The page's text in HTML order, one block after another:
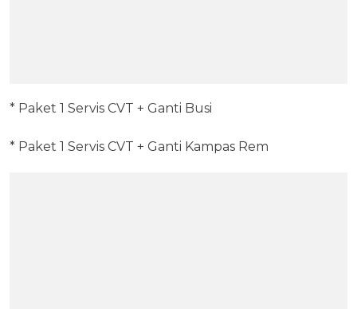
* Paket 1 Servis CVT + Ganti Busi
* Paket 1 Servis CVT + Ganti Kampas Rem